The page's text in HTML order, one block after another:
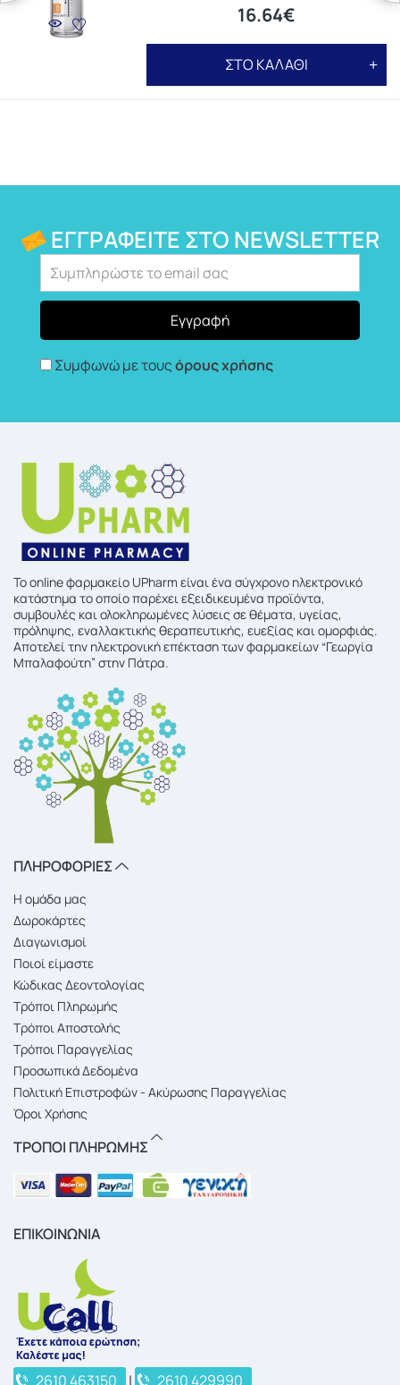
16.64€
ΣΤΟ ΚΑΛΑΘΙ
ΕΓΓΡΑΦΕΊΤΕ ΣΤΟ NEWSLETTER
Συμφωνώ με τουςόρους χρήσης
To online φαρμακείο UPharm είναι ένα σύγχρονο ηλεκτρονικό
κατάστημα το οποίο παρέχει εξειδικευμένα προϊόντα,
συμβουλές και ολοκληρωμένες λύσεις σε θέματα, υγείας,
πρόληψης, εναλλακτικής θεραπευτικής, ευεξίας και ομορφιάς.
Αποτελεί την ηλεκτρονική επέκταση των φαρμακείων “Γεωργία
Μπαλαφούτη” στην Πάτρα.
ΠΛΗΡΟΦΟΡΙΕΣ
Η ομάδα μας
Δωροκάρτες
Διαγωνισμοί
Ποιοί είμαστε
Κώδικας Δεοντολογίας
Τρόποι Πληρωμής
Τρόποι Αποστολής
Τρόποι Παραγγελίας
Προσωπικά Δεδομένα
Πολιτική Επιστροφών - Ακύρωσης Παραγγελίας
Όροι Χρήσης
ΤΡΟΠΟΙ ΠΛΗΡΩΜΗΣ
ΕΠΙΚΟΙΝΩΝΙΑ
2610 463150 | 2610 429990